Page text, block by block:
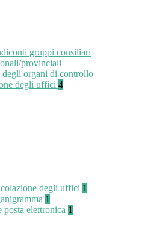
gruppi consiliari
provinciali
organi di controllo
degli uffici 4
degli uffici 1
1
posta elettronica 1